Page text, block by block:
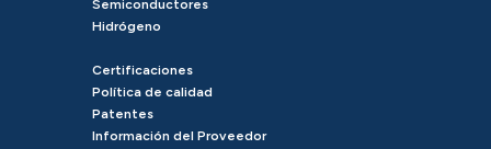
Semiconductores
Hidrógeno
Certificaciones
Política de calidad
Patentes
Información del Proveedor